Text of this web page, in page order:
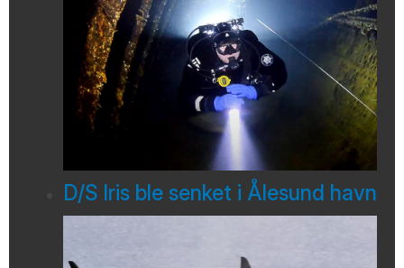
D/S Iris ble senket i Ålesund havn